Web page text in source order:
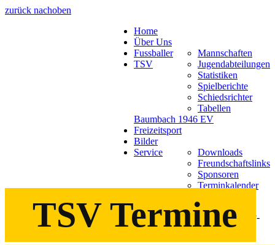
zurück nachoben
Home
Über Uns
Fussballer
Mannschaften
Jugendabteilungen
Statistiken
Spielberichte
Schiedsrichter
Tabellen
TSV
Baumbach 1946 EV
Freizeitsport
Bilder
Service
Downloads
Freundschaftslinks
Sponsoren
Terminkalender
TSV Termine